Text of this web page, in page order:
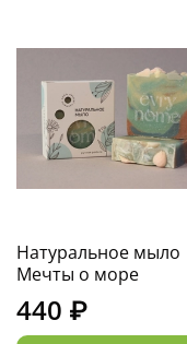
Натуральное мыло
Мечты о море
440 ₽